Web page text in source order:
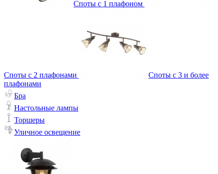
Споты с 1 плафоном
Споты с 2 плафонами
Споты с 3 и более
плафонами
Бра
Настольные лампы
Торшеры
Уличное освещение